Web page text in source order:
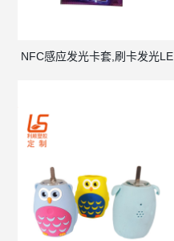
NFC感应发光卡套,刷卡发光LE